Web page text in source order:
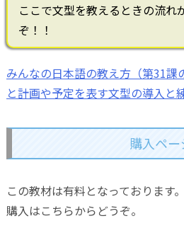
ここで文型を教えるときの流れ
ぞ！！
みんなの日本語の教え方（第31
と計画や予定を表す文型の導入と
購入ペー
この教材は有料となっております。
購入はこちらからどうぞ。